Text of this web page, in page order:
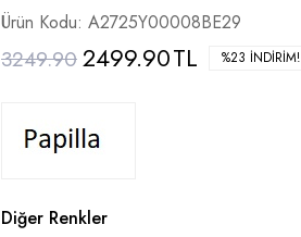
Ürün Kodu: A2725Y00008BE29
3249.902499.90TL %23 İNDIRIM!
Diğer Renkler